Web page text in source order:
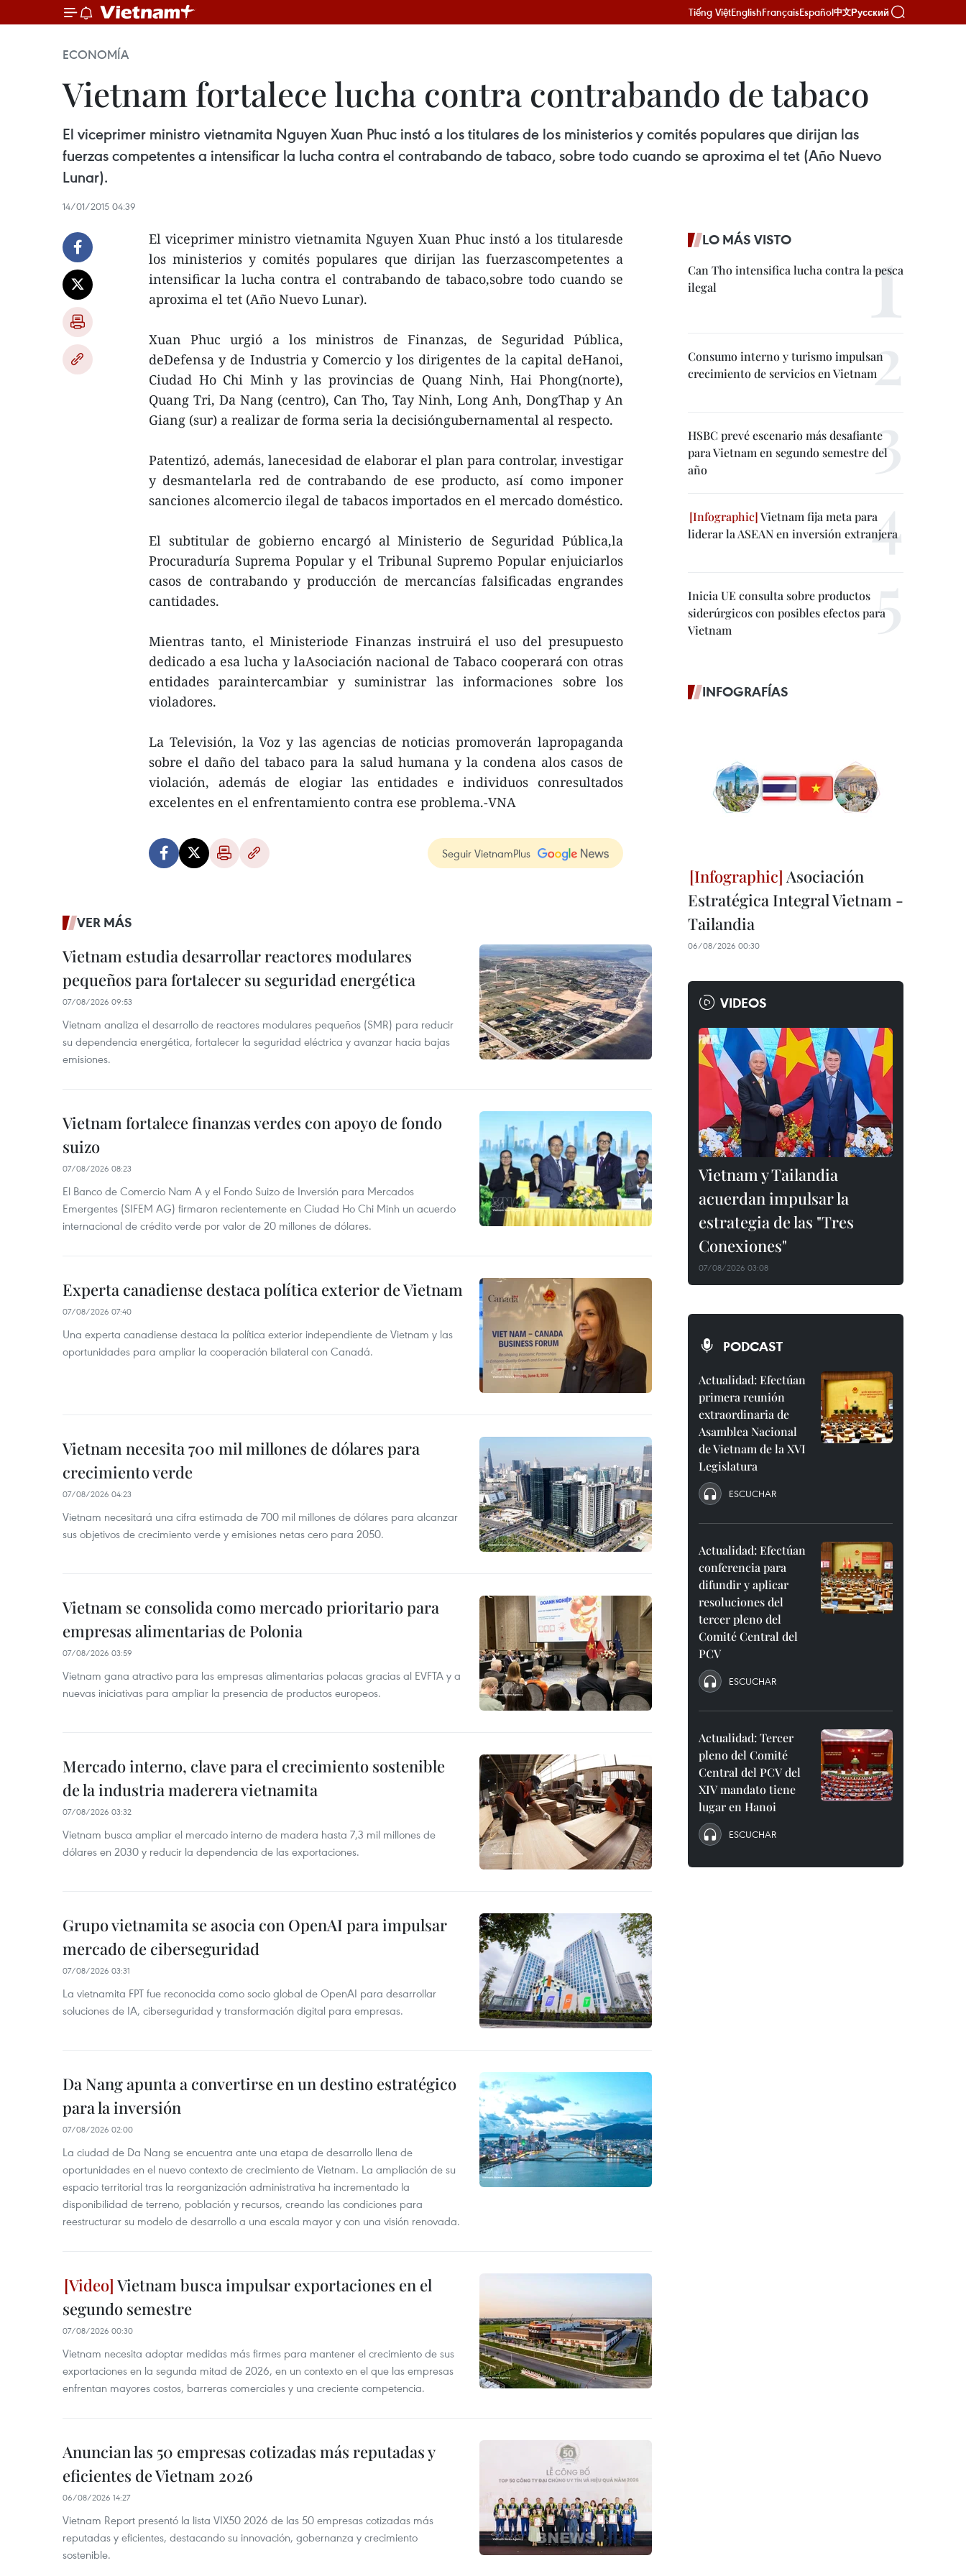
Tiếng ViệtEnglishFrançaisEspañol中文Русский
ECONOMÍA
Vietnam fortalece lucha contra contrabando de tabaco
El viceprimer ministro vietnamita Nguyen Xuan Phuc instó a los titulares de los ministerios y comités populares que dirijan las
fuerzas competentes a intensificar la lucha contra el contrabando de tabaco, sobre todo cuando se aproxima el tet (Año Nuevo
Lunar).
14/01/2015 04:39
El viceprimer ministro vietnamita Nguyen Xuan Phuc instó a los titularesde
los ministerios y comités populares que dirijan las fuerzascompetentes a
intensificar la lucha contra el contrabando de tabaco,sobre todo cuando se
aproxima el tet (Año Nuevo Lunar).
Xuan Phuc urgió a los ministros de Finanzas, de Seguridad Pública,
deDefensa y de Industria y Comercio y los dirigentes de la capital deHanoi,
Ciudad Ho Chi Minh y las provincias de Quang Ninh, Hai Phong(norte),
Quang Tri, Da Nang (centro), Can Tho, Tay Ninh, Long Anh, DongThap y An
Giang (sur) a realizar de forma seria la decisióngubernamental al respecto.
Patentizó, además, lanecesidad de elaborar el plan para controlar, investigar
y desmantelarla red de contrabando de ese producto, así como imponer
sanciones alcomercio ilegal de tabacos importados en el mercado doméstico.
El subtitular de gobierno encargó al Ministerio de Seguridad Pública,la
Procuraduría Suprema Popular y el Tribunal Supremo Popular enjuiciarlos
casos de contrabando y producción de mercancías falsificadas engrandes
cantidades.
Mientras tanto, el Ministeriode Finanzas instruirá el uso del presupuesto
dedicado a esa lucha y laAsociación nacional de Tabaco cooperará con otras
entidades paraintercambiar y suministrar las informaciones sobre los
violadores.
La Televisión, la Voz y las agencias de noticias promoverán lapropaganda
sobre el daño del tabaco para la salud humana y la condena alos casos de
violación, además de elogiar las entidades e individuos conresultados
excelentes en el enfrentamiento contra ese problema.-VNA
Seguir VietnamPlus
VER MÁS
Vietnam estudia desarrollar reactores modulares
pequeños para fortalecer su seguridad energética
07/08/2026 09:53
Vietnam analiza el desarrollo de reactores modulares pequeños (SMR) para reducir
su dependencia energética, fortalecer la seguridad eléctrica y avanzar hacia bajas
emisiones.
Vietnam fortalece finanzas verdes con apoyo de fondo
suizo
07/08/2026 08:23
El Banco de Comercio Nam A y el Fondo Suizo de Inversión para Mercados
Emergentes (SIFEM AG) firmaron recientemente en Ciudad Ho Chi Minh un acuerdo
internacional de crédito verde por valor de 20 millones de dólares.
Experta canadiense destaca política exterior de Vietnam
07/08/2026 07:40
Una experta canadiense destaca la política exterior independiente de Vietnam y las
oportunidades para ampliar la cooperación bilateral con Canadá.
Vietnam necesita 700 mil millones de dólares para
crecimiento verde
07/08/2026 04:23
Vietnam necesitará una cifra estimada de 700 mil millones de dólares para alcanzar
sus objetivos de crecimiento verde y emisiones netas cero para 2050.
Vietnam se consolida como mercado prioritario para
empresas alimentarias de Polonia
07/08/2026 03:59
Vietnam gana atractivo para las empresas alimentarias polacas gracias al EVFTA y a
nuevas iniciativas para ampliar la presencia de productos europeos.
Mercado interno, clave para el crecimiento sostenible
de la industria maderera vietnamita
07/08/2026 03:32
Vietnam busca ampliar el mercado interno de madera hasta 7,3 mil millones de
dólares en 2030 y reducir la dependencia de las exportaciones.
Grupo vietnamita se asocia con OpenAI para impulsar
mercado de ciberseguridad
07/08/2026 03:31
La vietnamita FPT fue reconocida como socio global de OpenAI para desarrollar
soluciones de IA, ciberseguridad y transformación digital para empresas.
Da Nang apunta a convertirse en un destino estratégico
para la inversión
07/08/2026 02:00
La ciudad de Da Nang se encuentra ante una etapa de desarrollo llena de
oportunidades en el nuevo contexto de crecimiento de Vietnam. La ampliación de su
espacio territorial tras la reorganización administrativa ha incrementado la
disponibilidad de terreno, población y recursos, creando las condiciones para
reestructurar su modelo de desarrollo a una escala mayor y con una visión renovada.
Vietnam busca impulsar exportaciones en el
segundo semestre
07/08/2026 00:30
Vietnam necesita adoptar medidas más firmes para mantener el crecimiento de sus
exportaciones en la segunda mitad de 2026, en un contexto en el que las empresas
enfrentan mayores costos, barreras comerciales y una creciente competencia.
Anuncian las 50 empresas cotizadas más reputadas y
eficientes de Vietnam 2026
06/08/2026 14:27
Vietnam Report presentó la lista VIX50 2026 de las 50 empresas cotizadas más
reputadas y eficientes, destacando su innovación, gobernanza y crecimiento
sostenible.
LO MÁS VISTO
Can Tho intensifica lucha contra la pesca
ilegal
Consumo interno y turismo impulsan
crecimiento de servicios en Vietnam
HSBC prevé escenario más desafiante
para Vietnam en segundo semestre del
año
Vietnam fija meta para
liderar la ASEAN en inversión extranjera
Inicia UE consulta sobre productos
siderúrgicos con posibles efectos para
Vietnam
INFOGRAFÍAS
Asociación
Estratégica Integral Vietnam -
Tailandia
06/08/2026 00:30
VIDEOS
Vietnam y Tailandia
acuerdan impulsar la
estrategia de las "Tres
Conexiones"
07/08/2026 03:08
PODCAST
Actualidad: Efectúan
primera reunión
extraordinaria de
Asamblea Nacional
de Vietnam de la XVI
Legislatura
ESCUCHAR
Actualidad: Efectúan
conferencia para
difundir y aplicar
resoluciones del
tercer pleno del
Comité Central del
PCV
ESCUCHAR
Actualidad: Tercer
pleno del Comité
Central del PCV del
XIV mandato tiene
lugar en Hanoi
ESCUCHAR